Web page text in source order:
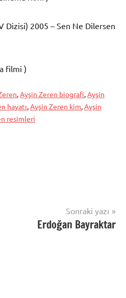
Dizisi) 2005 – Sen Ne Dilersen
filmi )
,Ayşin Zeren biografi,Ayşin
hayatı,Ayşin Zeren kim,Ayşin
resimleri
Sonraki yazı
Erdoğan Bayraktar